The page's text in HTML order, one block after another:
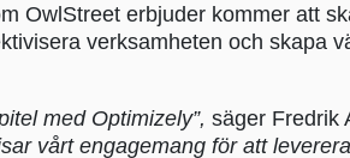
OwlStreet erbjuder kommer att
verksamheten och skapa
med Optimizely”, säger Fredrik
vårt engagemang för att